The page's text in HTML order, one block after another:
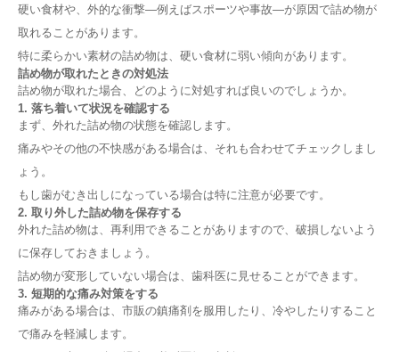
硬い食材や、外的な衝撃—例えばスポーツや事故—が原因で詰め物が
取れることがあります。
特に柔らかい素材の詰め物は、硬い食材に弱い傾向があります。
詰め物が取れたときの対処法
詰め物が取れた場合、どのように対処すれば良いのでしょうか。
1. 落ち着いて状況を確認する
まず、外れた詰め物の状態を確認します。
痛みやその他の不快感がある場合は、それも合わせてチェックしまし
ょう。
もし歯がむき出しになっている場合は特に注意が必要です。
2. 取り外した詰め物を保存する
外れた詰め物は、再利用できることがありますので、破損しないよう
に保存しておきましょう。
詰め物が変形していない場合は、歯科医に見せることができます。
3. 短期的な痛み対策をする
痛みがある場合は、市販の鎮痛剤を服用したり、冷やしたりすること
で痛みを軽減します。